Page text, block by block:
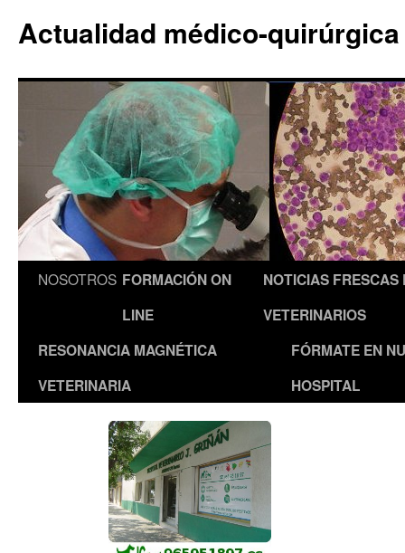
Actualidad médico-
NOSOTROS FORMACIÓN ON
LINE
NOTICIAS FRESCAS
VETERINARIOS
RESONANCIA MAGNÉTICA
VETERINARIA
FÓRMATE EN
HOSPITAL